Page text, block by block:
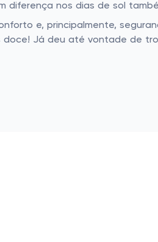
diferença nos dias de sol
e, principalmente,
doce! Já deu até vontade de